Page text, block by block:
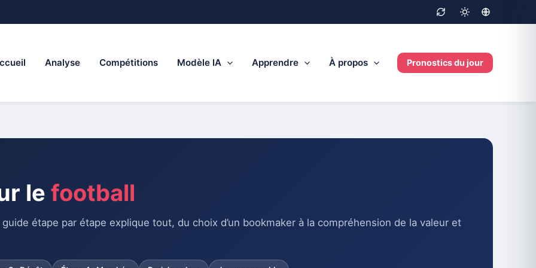
Analyse Compétitions Modèle IA Apprendre À propos Pronostics du jour
le football
étape par étape explique tout, du choix d’un bookmaker à la compréhension de la valeur et